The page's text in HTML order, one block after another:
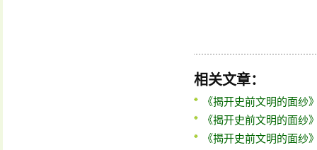
相关文章：
《揭开史前文明的面纱
《揭开史前文明的面纱
《揭开史前文明的面纱